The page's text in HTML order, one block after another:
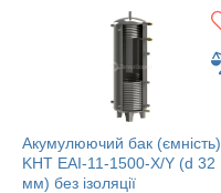
Акумулюючий бак (ємність)
KHT EAI-11-1500-X/Y (d 32
мм) без ізоляції